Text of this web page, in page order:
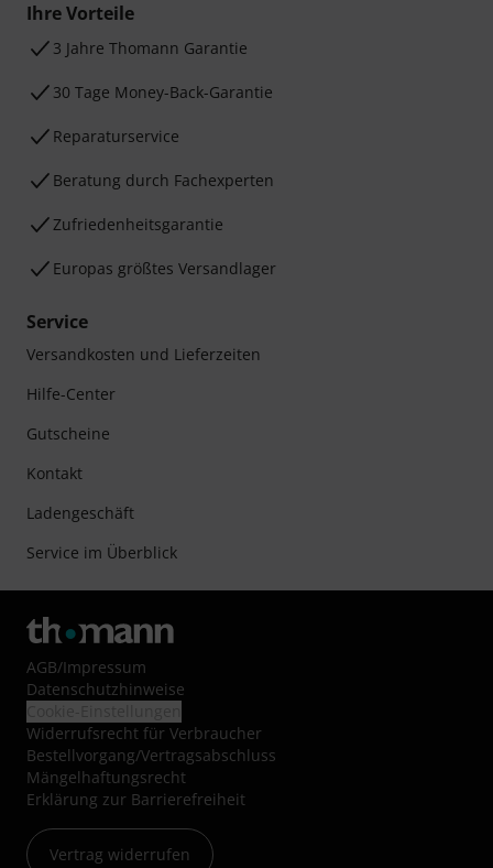
Ihre Vorteile
3 Jahre Thomann Garantie
30 Tage Money-Back-Garantie
Reparaturservice
Beratung durch Fachexperten
Zufriedenheitsgarantie
Europas größtes Versandlager
Service
Versandkosten und Lieferzeiten
Hilfe-Center
Gutscheine
Kontakt
Ladengeschäft
Service im Überblick
AGB/Impressum
Datenschutzhinweise
Widerrufsrecht für Verbraucher
Bestellvorgang/Vertragsabschluss
Mängelhaftungsrecht
Erklärung zur Barrierefreiheit
Vertrag widerrufen